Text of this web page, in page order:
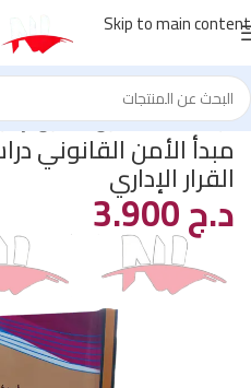
Skip to main content
الرئيسية/كتب القانون/القانون
مبدأ الأمن القانوني
القرار الإداري
د.ج3.900